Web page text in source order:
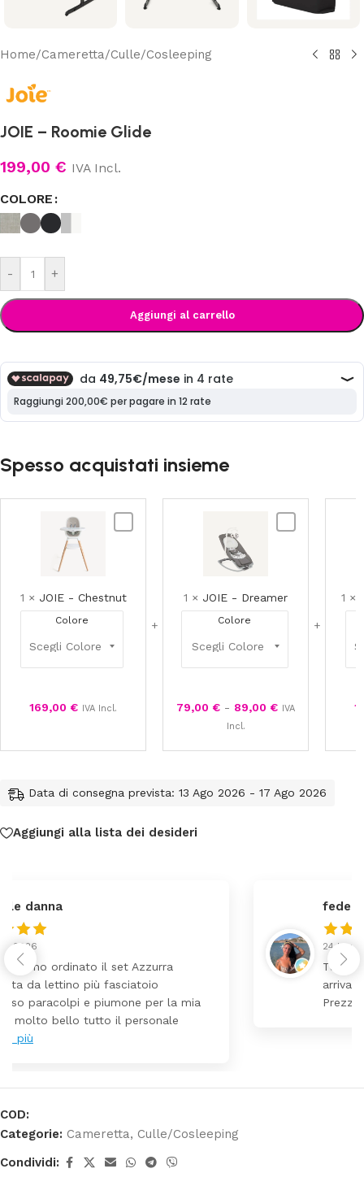
Home/Cameretta/Culle/Cosleeping
JOIE – Roomie Glide
199,00 € IVA Incl.
COLORE
- +
Aggiungi al carrello
Spesso acquistati insieme
1 × JOIE - Chestnut
Colore
169,00 € IVA Incl.
1 × JOIE - Dreamer
Colore
79,00 € - 89,00 €
IVA
Incl.
1 ×
Data di consegna prevista: 13 Ago 2026 - 17 Ago 2026
Aggiungi alla lista dei desideri
Tutti perfetto! Ho ordinato un lettino che é
arrivato ben imballato dopo pochi giorni.
Prezzo ottimi rispetto la concorrenza
COD:
Categorie: Cameretta, Culle/Cosleeping
Condividi: